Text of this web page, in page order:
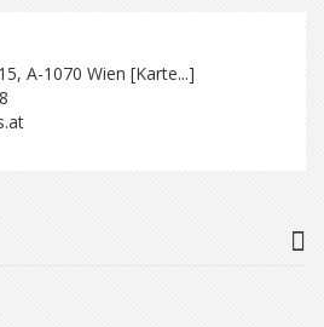
A-1070 Wien [Karte...]